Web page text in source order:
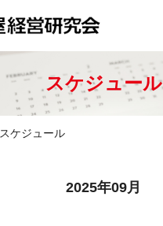
スケジュール
スケジュール
2025年09月